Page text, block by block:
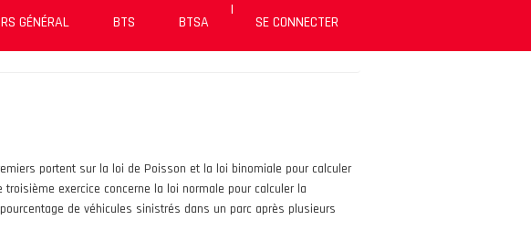
GÉNÉRAL BTS BTSA
|
SE CONNECTER
portent sur la loi de Poisson et la loi binomiale pour calculer
exercice concerne la loi normale pour calculer la
de véhicules sinistrés dans un parc après plusieurs